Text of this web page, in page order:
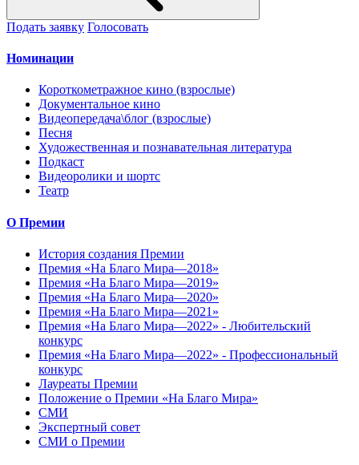
Подать заявку Голосовать
Номинации
Короткометражное кино (взрослые)
Документальное кино
Видеопередача\блог (взрослые)
Песня
Художественная и познавательная литература
Подкаст
Видеоролики и шортс
Театр
О Премии
История создания Премии
Премия «На Благо Мира—2018»
Премия «На Благо Мира—2019»
Премия «На Благо Мира—2020»
Премия «На Благо Мира—2021»
Премия «На Благо Мира—2022» - Любительский
конкурс
Премия «На Благо Мира—2022» - Профессиональный
конкурс
Лауреаты Премии
Положение о Премии «На Благо Мира»
СМИ
Экспертный совет
СМИ о Премии